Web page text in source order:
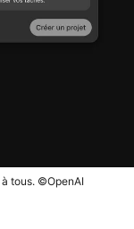
tous. ©OpenAI